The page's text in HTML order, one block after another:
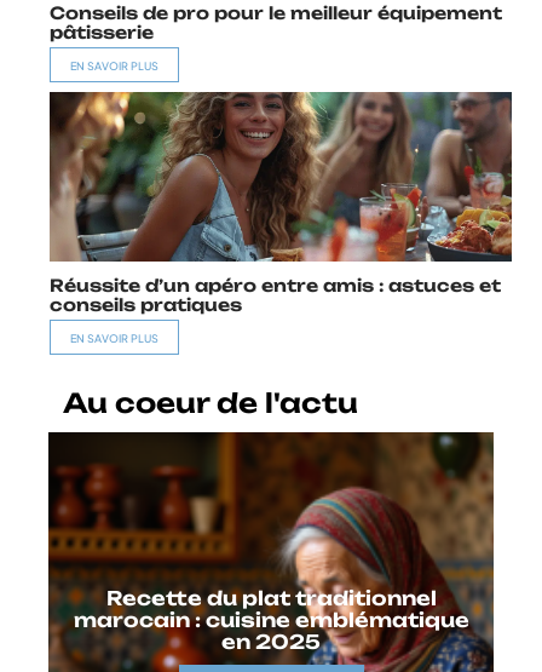
Conseils de pro pour le meilleur équipement
pâtisserie
EN SAVOIR PLUS
Réussite d’un apéro entre amis : astuces et
conseils pratiques
EN SAVOIR PLUS
Au coeur de l'actu
Recette du plat traditionnel
marocain : cuisine emblématique
en 2025